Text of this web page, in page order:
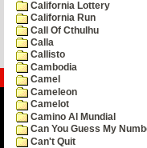
California Lottery
California Run
Call Of Cthulhu
Calla
Callisto
Cambodia
Camel
Cameleon
Camelot
Camino Al Mundial
Can You Guess My
Can't Quit